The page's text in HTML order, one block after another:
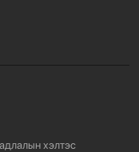
хэлтэс